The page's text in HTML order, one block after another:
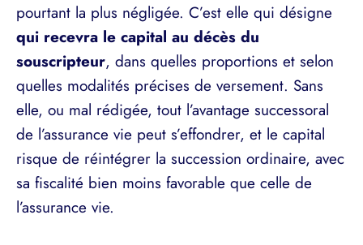
pourtant la plus négligée. C’est elle qui désigne
qui recevra le capital au décès du
souscripteur, dans quelles proportions et selon
quelles modalités précises de versement. Sans
elle, ou mal rédigée, tout l’avantage successoral
de l’assurance vie peut s’effondrer, et le capital
risque de réintégrer la succession ordinaire, avec
sa fiscalité bien moins favorable que celle de
l’assurance vie.